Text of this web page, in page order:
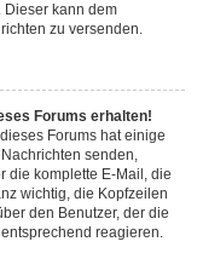
Dieser kann dem
zu versenden.
Forums erhalten!
Forums hat einige
senden,
die komplette E-Mail, die
wichtig, die Kopfzeilen
den Benutzer, der die
reagieren.